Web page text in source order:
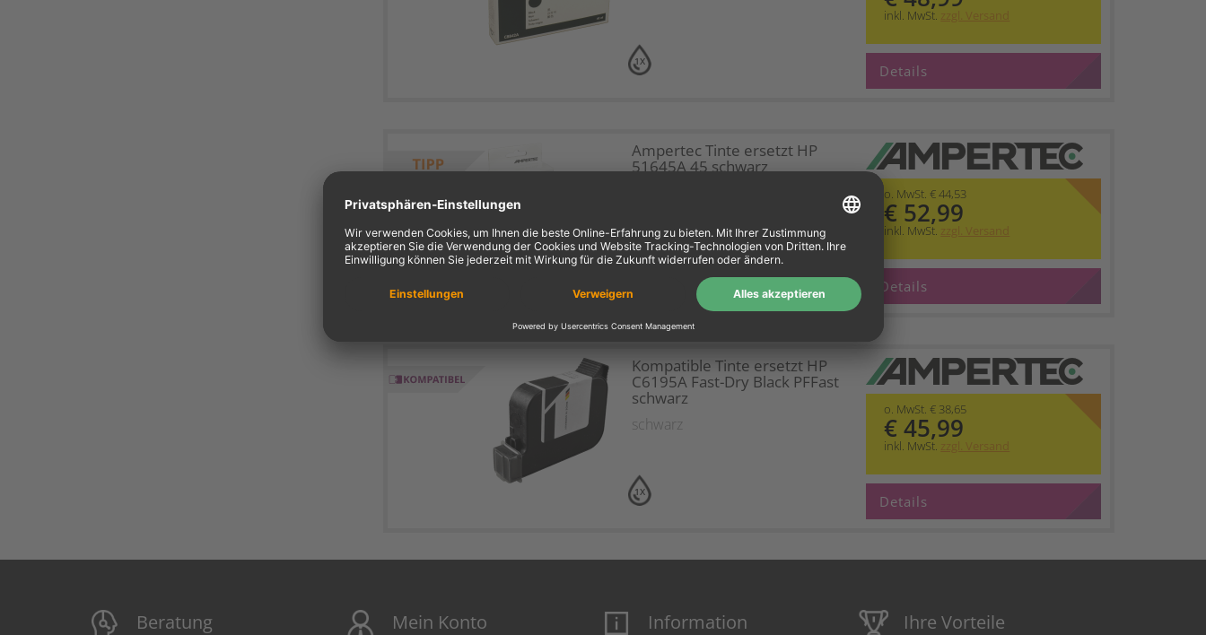
1X
inkl. MwSt. zzgl. Versand
Details
Ampertec Tinte ersetzt HP
51645A 45 schwarz
o. MwSt. € 44,53
€ 52,99
inkl. MwSt. zzgl. Versand
Details
1X
Kompatible Tinte ersetzt HP
C6195A Fast-Dry Black PFFast
schwarz
schwarz
o. MwSt. € 38,65
€ 45,99
inkl. MwSt. zzgl. Versand
Details
Beratung Mein Konto Information Ihre Vorteile